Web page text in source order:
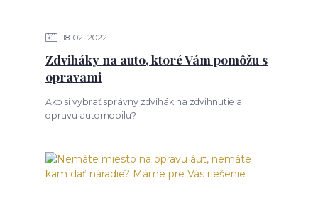
18 02 2022
Zdviháky na auto, ktoré Vám pomôžu s
opravami
Ako si vybrať správny zdvihák na zdvihnutie a
opravu automobilu?